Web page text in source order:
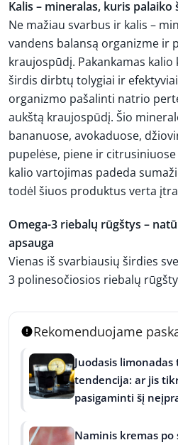
Kalis – mineralas, kuris palaiko
Ne mažiau svarbus ir kalis –
vandens balansą organizme ir
kraujospūdį. Pakankamas kalio
širdis dirbtų tolygiai ir
organizmo pašalinti natrio
aukštą kraujospūdį. Šio
bananuose, avokaduose,
pupelėse, piene ir
kalio vartojimas padeda
todėl šiuos produktus verta
Omega-3 riebalų rūgštys –
apsauga
Vienas iš svarbiausių širdies
3 polinesočiosios riebalų
Rekomenduojame
Juodasis limonadas
tendencija: ar jis
pasigaminti šį
Naminis kremas po